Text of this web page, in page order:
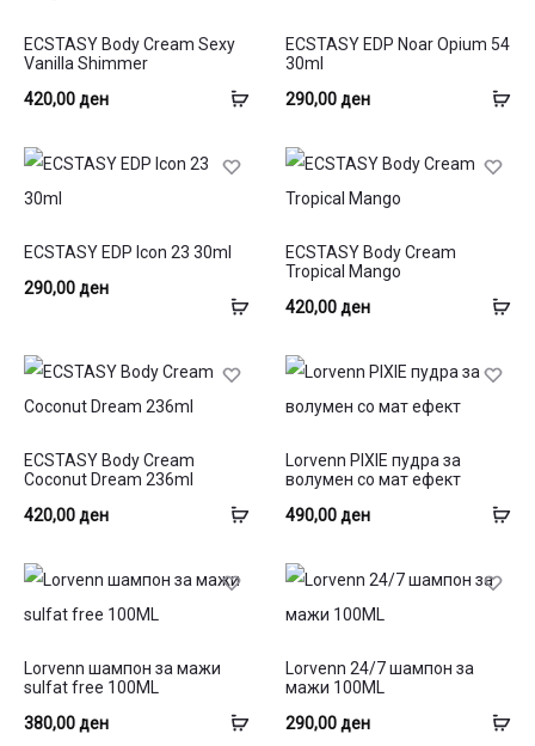
Додај
кошница
ECSTASY Body Cream Sexy
Vanilla Shimmer
420,00ден
ECSTASY EDP Noar Opium 54
30ml
290,00ден
Додај
кошница
ECSTASY EDP Icon 23 30ml
290,00ден
ECSTASY Body Cream
Tropical Mango
420,00ден
Додај
кошница
ECSTASY Body Cream
Coconut Dream 236ml
420,00ден
Lorvenn PIXIE пудра за
волумен со мат ефект
490,00ден
Додај
Lorvenn шампон за мажи
sulfat free 100ML
380,00ден
Lorvenn 24/7 шампон за
мажи 100ML
290,00ден